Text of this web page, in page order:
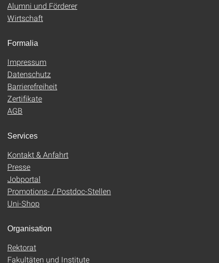
Alumni und Förderer
Wirtschaft
Formalia
Impressum
Datenschutz
Barrierefreiheit
Zertifikate
AGB
Services
Kontakt & Anfahrt
Presse
Jobportal
Promotions- / Postdoc-Stellen
Uni-Shop
Organisation
Rektorat
Fakultäten und Institute